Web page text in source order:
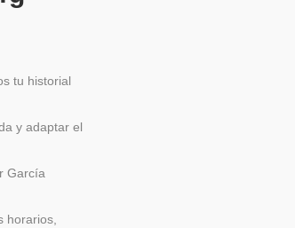
tu historial
y adaptar el
García
horarios,